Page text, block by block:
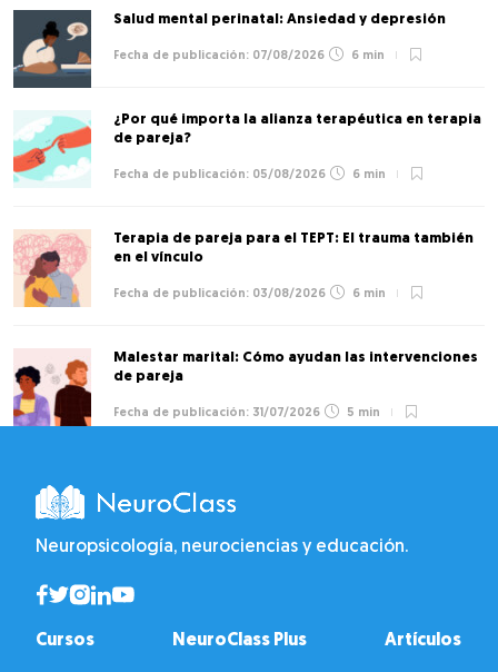
Salud mental perinatal: Ansiedad y depresión
07/08/2026 6 min
¿Por qué importa la alianza terapéutica en terapia
de pareja?
05/08/2026 6 min
Terapia de pareja para el TEPT: El trauma también
en el vínculo
03/08/2026 6 min
Malestar marital: Cómo ayudan las intervenciones
de pareja
31/07/2026 5 min
Neuropsicología, neurociencias y educación.
Cursos NeuroClass Plus Artículos